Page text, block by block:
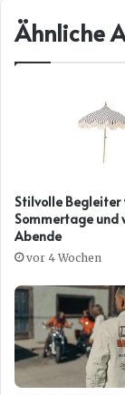
Ähnliche
Stilvolle Begleiter
Sommertage und
Abende
vor 4 Wochen